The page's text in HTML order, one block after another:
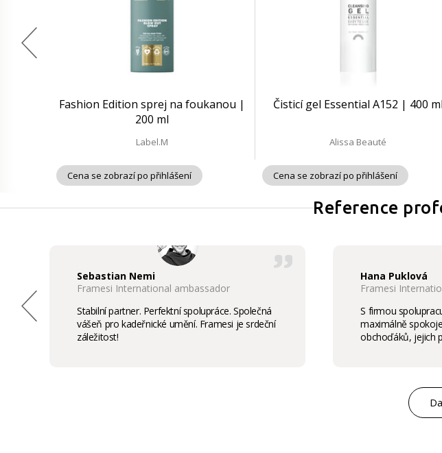
Fashion Edition sprej na foukanou |
200 ml
Label.M
Cena se zobrazí po přihlášení
Čisticí gel Essential A152 | 400 ml
Alissa Beauté
Cena se zobrazí po přihlášení
Reference
Sebastian Nemi
Framesi International ambassador
Stabilní partner. Perfektní spolupráce. Společná
vášeň pro kadeřnické umění. Framesi je srdeční
záležitost!
Hana Puklová
Framesi
S firmou
maximálně
obchoďáků, jejich
marketingovým
letech „druhá
spolupráce mluví